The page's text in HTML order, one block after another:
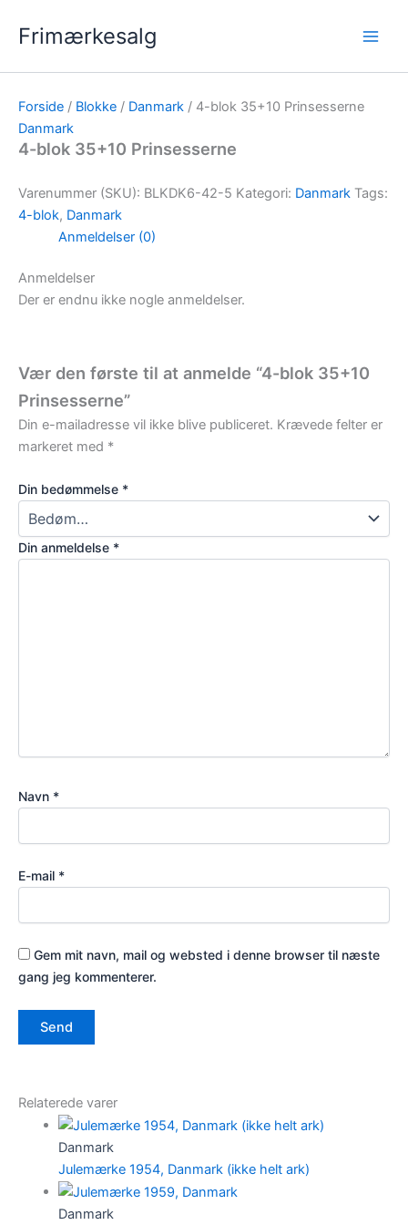
Frimærkesalg
Forside / Blokke / Danmark / 4-blok 35+10 Prinsesserne
Danmark
4-blok 35+10 Prinsesserne
Varenummer (SKU): BLKDK6-42-5 Kategori: Danmark Tags:
4-blok, Danmark
Anmeldelser (0)
Anmeldelser
Der er endnu ikke nogle anmeldelser.
Vær den første til at anmelde “4-blok 35+10
Prinsesserne”
Din e-mailadresse vil ikke blive publiceret. Krævede felter er
markeret med *
Din bedømmelse *
Din anmeldelse *
Navn *
E-mail *
Gem mit navn, mail og websted i denne browser til næste
gang jeg kommenterer.
Relaterede varer
Danmark
Julemærke 1954, Danmark (ikke helt ark)
Danmark